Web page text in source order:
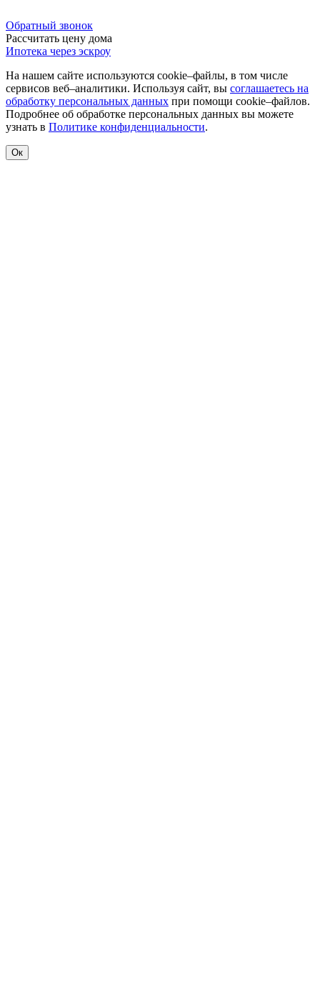
Обратный звонок
Рассчитать цену дома
Ипотека через эскроу
На нашем сайте используются cookie–файлы, в том числе
сервисов веб–аналитики. Используя сайт, вы соглашаетесь на
обработку персональных данных при помощи cookie–файлов.
Подробнее об обработке персональных данных вы можете
узнать в Политике конфиденциальности.
Ок